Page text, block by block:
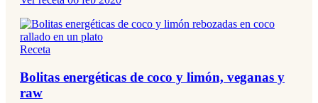
Receta
Bolitas energéticas de coco y limón, veganas y
raw